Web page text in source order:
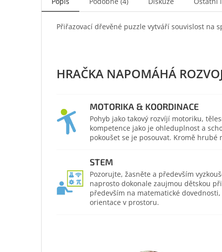
Přiřazovací dřevěné puzzle vytváří souvislost na
MOTORIKA & KOORDINACE
Pohyb jako takový rozvíjí motoriku,
kompetence jako je ohleduplnost a
pokoušet se je posouvat. Kromě
STEM
Pozorujte, žasněte a především
naprosto dokonale zaujmou dětskou
především na matematické
orientace v prostoru.